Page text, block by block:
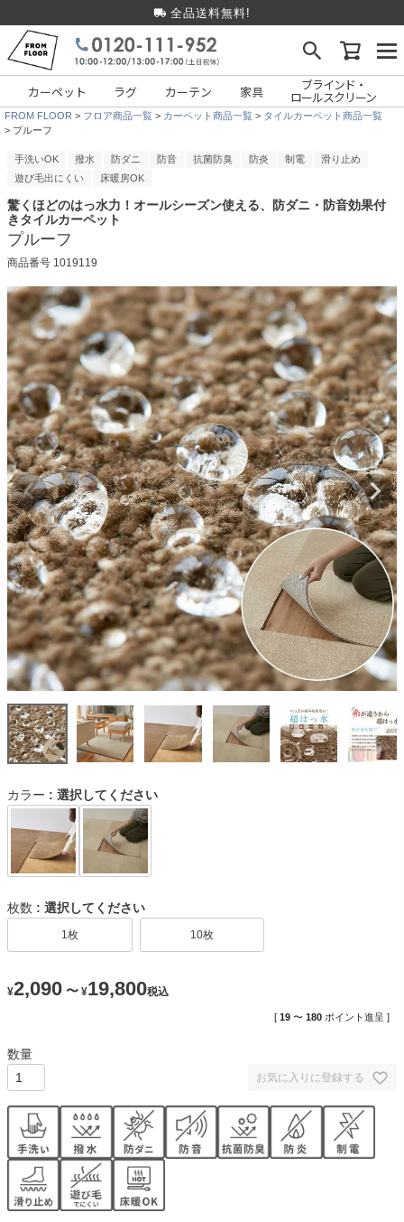
全品送料無料!
カーペット ラグ カーテン 家具 ブラインド・
ロールスクリーン
FROM FLOOR フロア商品一覧 カーペット商品一覧
タイルカーペット商品一覧
プルーフ
手洗いOK 撥水 防ダニ 防音 抗菌防臭 防炎 制電
滑り止め
遊び毛出にくい
床暖房OK
驚くほどのはっ水力！オールシーズン使える、防ダニ・防音効果付
きタイルカーペット
プルーフ
商品番号 1019119
¥2,090 〜 ¥19,800税込
[ 19 〜 180 ポイント進呈 ]
カラー 選択してください
枚数 選択してください
1枚 10枚
お気に入りに登録する